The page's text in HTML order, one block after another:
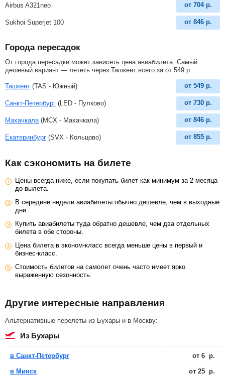
Airbus A321neo от 704 р.
Sukhoi Superjet 100 от 846 р.
Города пересадок
От города пересадки может зависеть цена авиабилета. Самый
дешевый вариант — лететь через Ташкент всего за от 549 р
Ташкент (TAS - Южный) от 549 р.
Санкт-Петербург (LED - Пулково) от 730 р.
Махачкала (MCX - Махачкала) от 846 р.
Екатеринбург (SVX - Кольцово) от 855 р.
Как сэкономить на билете
Цены всегда ниже, если покупать билет как минимум за 2 месяца
до вылета.
В середине недели авиабилеты обычно дешевле, чем в выходные
дни.
Купить авиабилеты туда обратно дешевле, чем два отдельных
билета в обе стороны.
Цена билета в эконом-класс всегда меньше цены в первый и
бизнес-класс.
Стоимость билетов на самолет очень часто имеет ярко
выраженную сезонность.
Другие интересные направления
Альтернативные перелеты из Бухары и в Москву:
из Бухары
в Санкт-Петербург от 6 р.
в Минск от 25 р.